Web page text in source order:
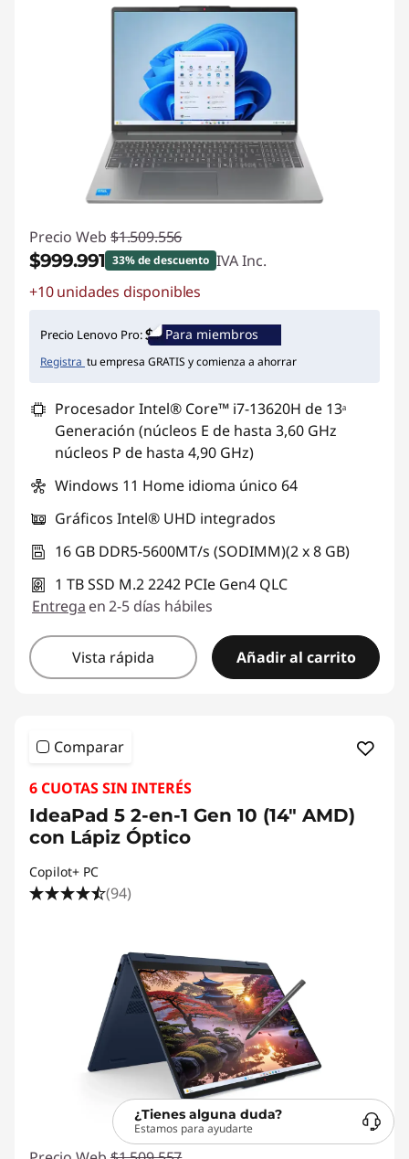
Precio Web $1.509.556
$999.991 33% de descuento IVA Inc.
Ahorros instantáneos :
+10 unidades disponibles
Precio Lenovo Pro: Para miembros
Registra tu empresa GRATIS y comienza a ahorrar
Procesador Intel® Core™ i7-13620H de 13ᵃ
Generación (núcleos E de hasta 3,60 GHz
núcleos P de hasta 4,90 GHz)
Windows 11 Home idioma único 64
Gráficos Intel® UHD integrados
16 GB DDR5-5600MT/s (SODIMM)(2 x 8 GB)
1 TB SSD M.2 2242 PCIe Gen4 QLC
Entrega en 2-5 días hábiles
Vista rápida Añadir al carrito
Comparar
6 CUOTAS SIN INTERÉS
IdeaPad 5 2-en-1 Gen 10 (14" AMD)
con Lápiz Óptico
Copilot+ PC
(94)
¿Tienes alguna duda?
Estamos para ayudarte